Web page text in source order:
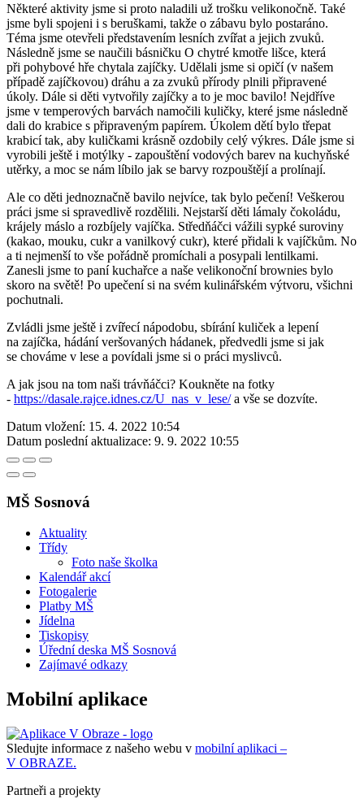
Některé aktivity jsme si proto naladili už trošku velikonočně. Také
jsme byli spojeni i s beruškami, takže o zábavu bylo postaráno.
Téma jsme otevřeli představením lesních zvířat a jejich zvuků.
Následně jsme se naučili básničku O chytré kmotře lišce, která
při pohybové hře chytala zajíčky. Udělali jsme si opičí (v našem
případě zajíčkovou) dráhu a za zvuků přírody plnili připravené
úkoly. Dále si děti vytvořily zajíčky a to je moc bavilo! Nejdříve
jsme v temperových barvách namočili kuličky, které jsme následně
dali do krabice s připraveným papírem. Úkolem dětí bylo třepat
krabicí tak, aby kuličkami krásně ozdobily celý výkres. Dále jsme si
vyrobili ještě i motýlky - zapouštění vodových barev na kuchyňské
utěrky, a moc se nám líbilo jak se barvy rozpouštějí a prolínají.
Ale co děti jednoznačně bavilo nejvíce, tak bylo pečení! Veškerou
práci jsme si spravedlivě rozdělili. Nejstarší děti lámaly čokoládu,
krájely máslo a rozbíjely vajíčka. Středňáčci vážili sypké suroviny
(kakao, mouku, cukr a vanilkový cukr), které přidali k vajíčkům. No
a ti nejmenší to vše pořádně promíchali a posypali lentilkami.
Zanesli jsme to paní kuchařce a naše velikonoční brownies bylo
skoro na světě! Po upečení si na svém kulinářském výtvoru, všichni
pochutnali.
Zvládli jsme ještě i zvířecí nápodobu, sbírání kuliček a lepení
na zajíčka, hádání veršovaných hádanek, předvedli jsme si jak
se chováme v lese a povídali jsme si o práci myslivců.
A jak jsou na tom naši trávňáčci? Koukněte na fotky
- https://dasale.rajce.idnes.cz/U_nas_v_lese/a vše se dozvíte.
Datum vložení: 15. 4. 2022 10:54
Datum poslední aktualizace: 9. 9. 2022 10:55
MŠ Sosnová
Aktuality
Třídy
Foto naše školka
Kalendář akcí
Fotogalerie
Platby MŠ
Jídelna
Tiskopisy
Úřední deska MŠ Sosnová
Zajímavé odkazy
Mobilní aplikace
Sledujte informace z našeho webu v mobilní aplikaci –
V OBRAZE.
Partneři a projekty